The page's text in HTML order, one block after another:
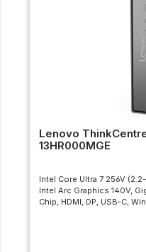
Lenovo
13HR000MGE
Intel Core Ultra 7 256V
Intel Arc Graphics 140V,
Chip, HDMI, DP, USB-C,